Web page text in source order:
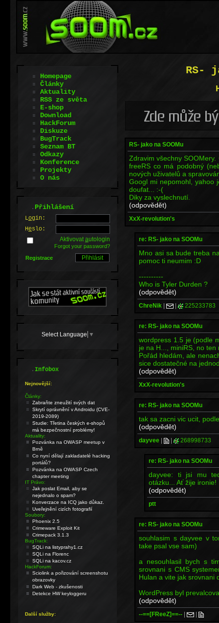
RS-
RS- jako na SOOMu
Zdravim všechny
freeRS co má podobný
nových uživatelů a
Googl mi nepomohl, yahoo
doufat... :-(
Diky za vyslechnutí.
(odpovědět)
XxX-revolution's
re: RS- jako na SOOMu
Mno asi sa bude treba
pomoc ti neumim :D
----------
Who is Tyler Durden ?
(odpovědět)
ChreNik | | 225233783
re: RS- jako na SOOMu
wordpress 1.5 je (podle
je na H..., miniRS, no
Pořád hledám, ale
sice dostatečné na
(odpovědět)
XxX-revolution's
re: RS- jako na SOOMu
tak sa zacni vic ucit,
(odpovědět)
dayvee | | 268998733
re: RS- jako na SOOMu
dayvee: ti jsi mu
otázku... Ať žije ironie!
(odpovědět)
ptt
re: RS- jako na SOOMu
souhlasim s dayvee v
take psal vse sam)
a nesouhlasil bych s
srovnani s CMS
Hulan a vite jak srovnani
WordPress byl
(odpovědět)
--==[FReeZ]==-- | |
Homepage
Články
Aktuality
RSS ze světa
E-shop
Download
HackForum
Diskuze
BugTrack
Seznam BT
Odkazy
Konference
Projekty
O nás
.Přihlášení
Login:
Heslo:
Aktivovatautologin
Forgot your password?
Registrace
Select Language ▼
.Infobox
Nejnovější:
Články:
Zabraňte zneužití svých dat
Skrytí oprávnění v Androidu (CVE-
2019-2089)
Studie: Třetina českých e-shopů
má bezpečnostní problémy!
Aktuality:
Pozvánka na OWASP meetup v
Brně
Co nyní dělají zakladatelé hacking
portálů?
Pozvánka na OWASP Czech
chapter meeting
IT Právo:
Jak poslat Email, aby se
nejednalo o spam?
Konverzace na ICQ jako důkaz.
Uveřejnění cizích fotografií
Soubory:
Phoenix 2.5
Crimeware Exploit Kit
Crimepack 3.1.3
BugTrack:
SQLi na listyprahy1.cz
SQLi na Florenc
SQLi na kacov.cz
HackForum:
Sciolink a pořizování screenshotu
obrazovky
Dark Web - zkušenosti
Detekce HW keyloggeru
Další služby: